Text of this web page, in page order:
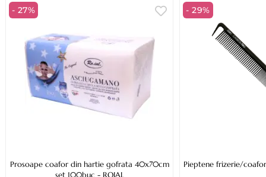
- 27%
Prosoape coafor din hartie gofrata 40x70cm
- 29%
Pieptene frizerie/